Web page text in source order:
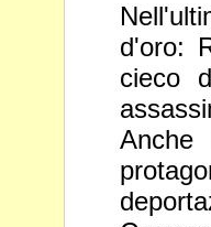
d'oro:
cieco
Anche